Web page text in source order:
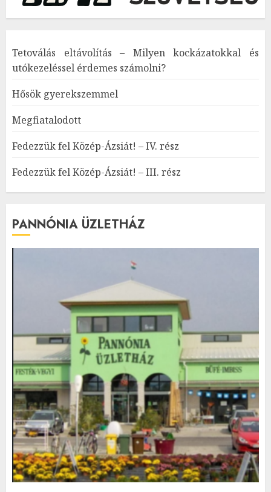
Tetoválás eltávolítás – Milyen kockázatokkal és
utókezeléssel érdemes számolni?
Hősök gyerekszemmel
Megfiatalodott
Fedezzük fel Közép-Ázsiát! – IV. rész
Fedezzük fel Közép-Ázsiát! – III. rész
PANNÓNIA ÜZLETHÁZ